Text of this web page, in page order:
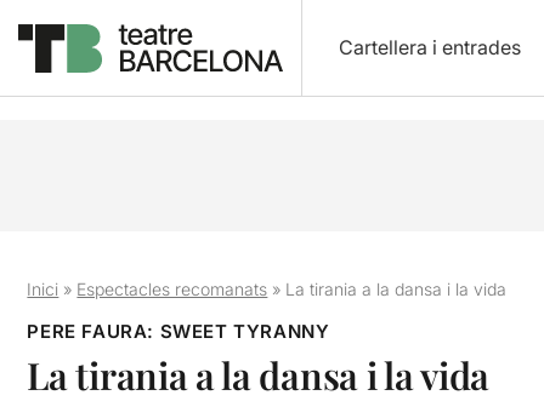
Cartellera i entrades
Inici » Espectacles recomanats » La tirania a la dansa i la vida
PERE FAURA: SWEET TYRANNY
La tirania a la dansa i la vida